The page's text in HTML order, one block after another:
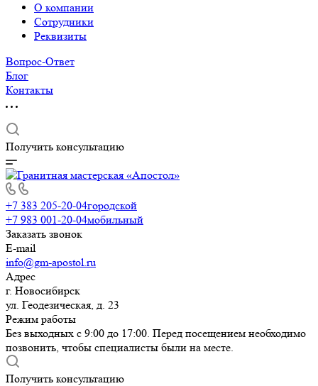
О компании
Сотрудники
Реквизиты
Вопрос-Ответ
Блог
Контакты
Получить консультацию
+7 383 205-20-04городской
+7 983 001-20-04мобильный
Заказать звонок
E-mail
info@gm-apostol.ru
Адрес
г. Новосибирск
ул. Геодезическая, д. 23
Режим работы
Без выходных с 9:00 до 17:00. Перед посещением необходимо
позвонить, чтобы специалисты были на месте.
Получить консультацию